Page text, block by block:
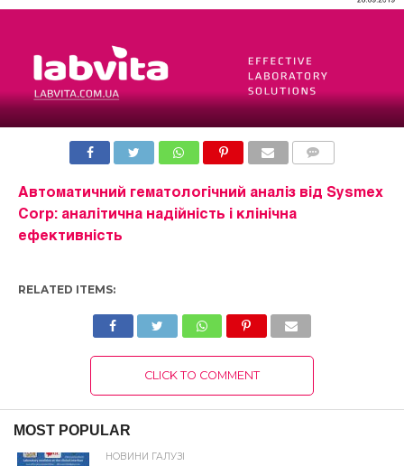
Автоматичний гематологічний аналіз від Sysmex
Corp: аналітична надійність і клінічна
ефективність
RELATED ITEMS:
CLICK TO COMMENT
MOST POPULAR
НОВИНИ ГАЛУЗІ